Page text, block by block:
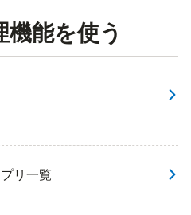
能を使う
リ一覧